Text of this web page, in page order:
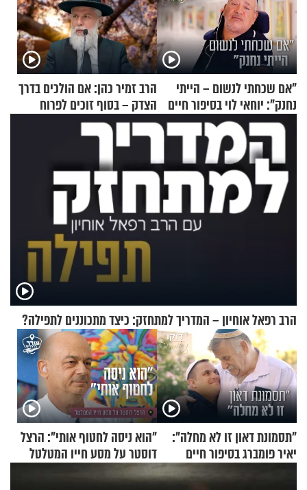
"אם שכחתי לנשום – הייתי
נחנק": יוחאי לוי בסיפור חיים
מעורר השראה
הרב זמיר כהן: אם הולכים בדרך
הצדק – בסוף זוכים לפרוח
הרב רפאל אוחיון – המדריך למתחזק: כיצד מתכוננים לתפילה?
"תסמונת דאון זו לא מחלה":
יאיר פומברג בסיפור חיים
"הוא ניסה לחטוף אותי": הרצל
דוסטר על מסע חייו המטלטל